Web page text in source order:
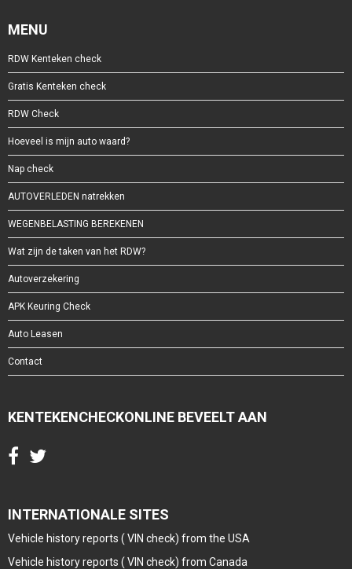
MENU
RDW Kenteken check
Gratis Kenteken check
RDW Check
Hoeveel is mijn auto waard?
Nap check
AUTOVERLEDEN natrekken
WEGENBELASTING BEREKENEN
Wat zijn de taken van het RDW?
Autoverzekering
APK Keuring Check
Auto Leasen
Contact
KENTEKENCHECKONLINE BEVEELT AAN
INTERNATIONALE SITES
Vehicle history reports ( VIN check) from the USA
Vehicle history reports ( VIN check) from Canada